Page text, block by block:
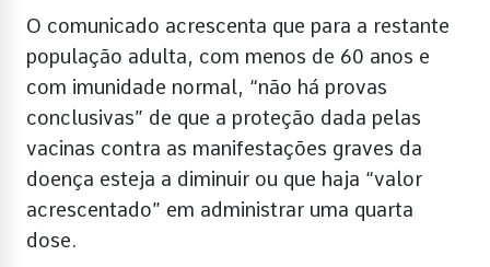
O comunicado acrescenta que para a restante
população adulta, com menos de 60 anos e
com imunidade normal, “não há provas
conclusivas” de que a proteção dada pelas
vacinas contra as manifestações graves da
doença esteja a diminuir ou que haja “valor
acrescentado” em administrar uma quarta
dose.